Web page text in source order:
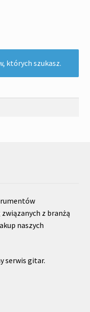
Rozwiń
których szukasz.
z branżą
naszych
serwis gitar.